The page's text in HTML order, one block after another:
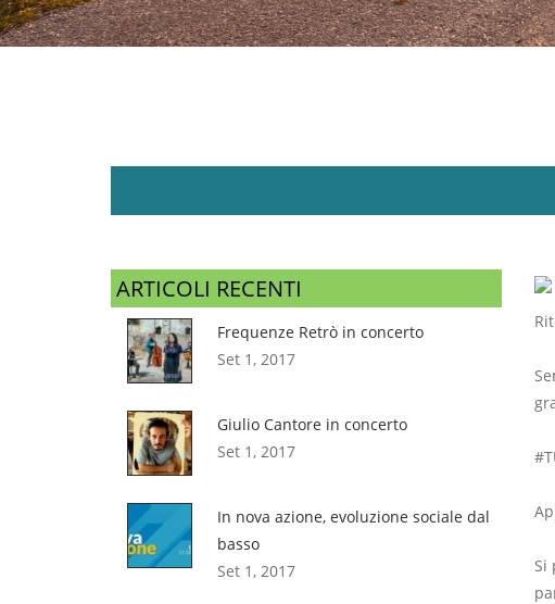
ARTICOLI RECENTI
Frequenze Retrò in concerto
Set 1, 2017
Giulio Cantore in concerto
Set 1, 2017
In nova azione, evoluzione sociale dal
basso
Set 1, 2017
Si